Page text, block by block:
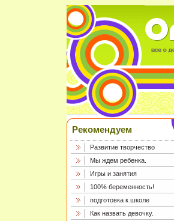
Рекомендуем
Развитие творчество
Мы ждем ребенка.
Игры и занятия
100% беременность!
подготовка к школе
Как назвать девочку.